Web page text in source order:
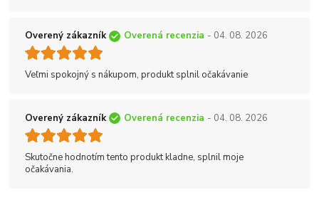
Overený zákazník Overená recenzia - 04. 08. 2026
Veľmi spokojný s nákupom, produkt splnil očakávanie
Overený zákazník Overená recenzia - 04. 08. 2026
Skutočne hodnotím tento produkt kladne, splnil moje
očakávania.